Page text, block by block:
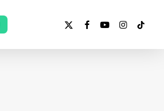
x-
facebookyoutubeinstagram
tiktok